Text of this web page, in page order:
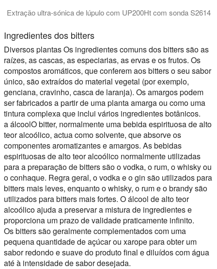
Extração ultra-sónica de lúpulo com UP200Ht com sonda S2614
Ingredientes dos bitters
DiversosplantasOs ingredientes comuns dos bitters são as
raízes, as cascas, as especiarias, as ervas e os frutos. Os
compostos aromáticos, que conferem aos bitters o seu sabor
único, são extraídos do material vegetal (por exemplo,
genciana, cravinho, casca de laranja). Os amargos podem
ser fabricados a partir de uma planta amarga ou como uma
tintura complexa que inclui vários ingredientes botânicos.
aálcoolO bitter, normalmente uma bebida espirituosa de alto
teor alcoólico, actua como solvente, que absorve os
componentes aromatizantes e amargos. As bebidas
espirituosas de alto teor alcoólico normalmente utilizadas
para a preparação de bitters são o vodka, o rum, o whisky ou
o conhaque. Regra geral, o vodka e o gin são utilizados para
bitters mais leves, enquanto o whisky, o rum e o brandy são
utilizados para bitters mais fortes. O álcool de alto teor
alcoólico ajuda a preservar a mistura de ingredientes e
proporciona um prazo de validade praticamente infinito.
Os bitters são geralmente complementados com uma
pequena quantidade de açúcar ou xarope para obter um
sabor redondo e suave do produto final e diluídos com água
até à intensidade de sabor desejada.